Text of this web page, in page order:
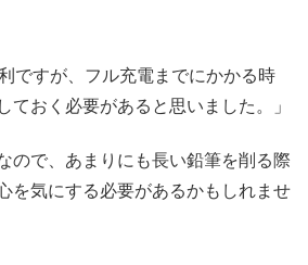
ですが、フル充電までにかかる時
ておく必要があると思いました。」
ので、あまりにも長い鉛筆を削る際
を気にする必要があるかもしれませ